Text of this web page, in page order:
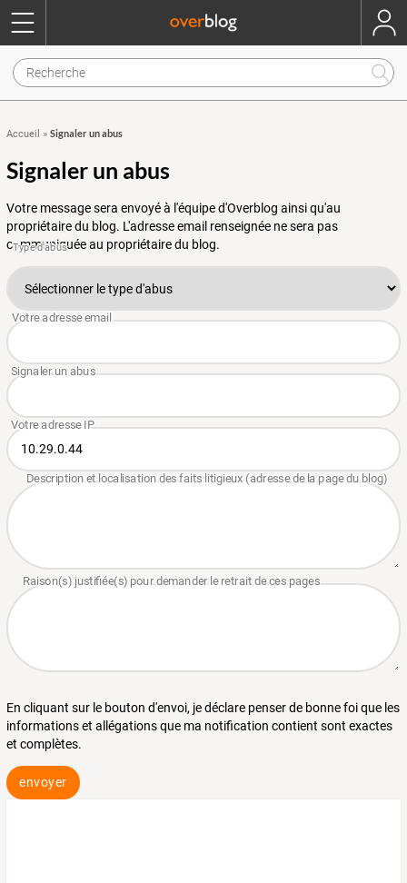
Accueil » Signaler un abus
Signaler un abus
Votre message sera envoyé à l'équipe d'Overblog ainsi qu'au
propriétaire du blog. L'adresse email renseignée ne sera pas
communiquée au propriétaire du blog.
En cliquant sur le bouton d'envoi, je déclare penser de bonne foi que les
informations et allégations que ma notification contient sont exactes
et complètes.
envoyer